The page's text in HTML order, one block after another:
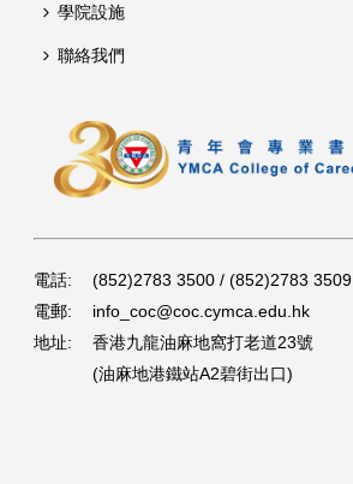
學院設施
聯絡我們
電話:
(852)2783 3500 / (852)2783 3509
電郵:
info_coc@coc.cymca.edu.hk
地址:
香港九龍油麻地窩打老道23號
(油麻地港鐵站A2碧街出口)